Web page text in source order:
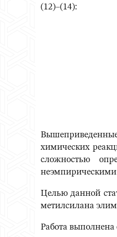
(12)–(14):
химических
сложностью
Целью данной
метилсилана
Работа